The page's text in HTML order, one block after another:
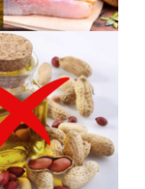
Integrativa